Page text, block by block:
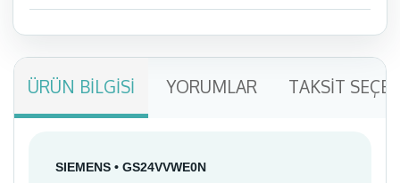
ÜRÜN BILGISI YORUMLAR TAKSIT
SIEMENS • GS24VVWE0N